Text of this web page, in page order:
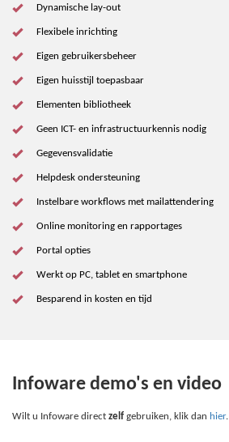
Dynamische lay-out
Flexibele inrichting
Eigen gebruikersbeheer
Eigen huisstijl toepasbaar
Elementen bibliotheek
Geen ICT- en infrastructuurkennis nodig
Gegevensvalidatie
Helpdesk ondersteuning
Instelbare workflows met mailattendering
Online monitoring en rapportages
Portal opties
Werkt op PC, tablet en smartphone
Besparend in kosten en tijd
Infoware demo's en video
Wilt u Infoware direct zelf gebruiken, klik dan hier.